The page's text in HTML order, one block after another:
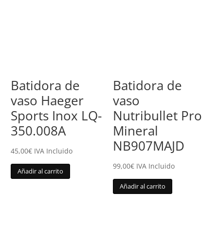
Batidora de
vaso Haeger
Sports Inox LQ-
350.008A
45,00€ IVA Incluido
Añadir al carrito
Batidora de
vaso
Nutribullet Pro
Mineral
NB907MAJD
99,00€ IVA Incluido
Añadir al carrito